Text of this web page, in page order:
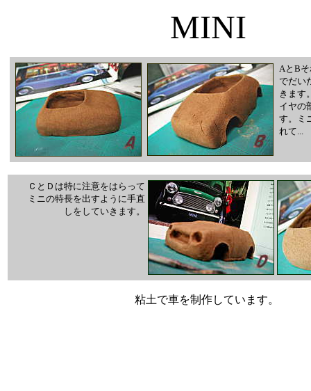
MINI
AとB
でだい
きます
イヤの
す。ミ
れて...
ＣとＤは特に注意をはらって
ミニの特長を出すように手直
しをしていきます。
粘土で車を制作しています。